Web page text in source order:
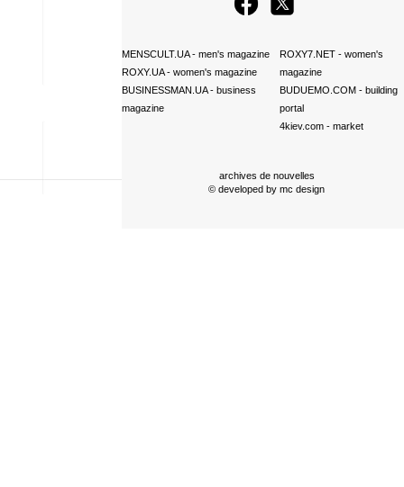
MENSCULT.UA- men's magazine
ROXY.UA- women's magazine
BUSINESSMAN.UA- business
magazine
ROXY7.NET- women's
magazine
BUDUEMO.COM- building
portal
4kiev.com- market
archives de nouvelles
© developed by mc design